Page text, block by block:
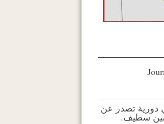
دورية تصدر عن
سطيف.